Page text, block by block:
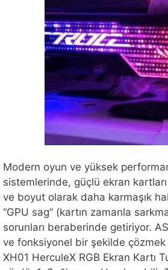
Modern oyun ve yüksek
sistemlerinde, güçlü ekran
ve boyut olarak daha karmaşık
“GPU sag” (kartın zamanla
sorunları beraberinde getiriyor.
ve fonksiyonel bir şekilde çözmek
XH01 HerculeX RGB Ekran Kartı